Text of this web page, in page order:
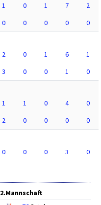
1 0 1 7
2
0 0 0 0
0
2 0 1 6
1
3 0 0 1
0
1 1 0 4
0
2 0 0 0
0
0 0 0 3 0
2.Mannschaft